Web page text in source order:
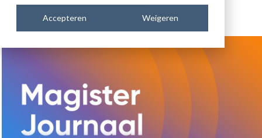
Accepteren Weigeren